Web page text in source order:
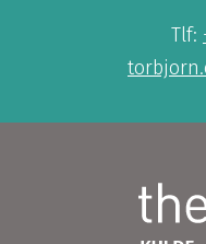
Tlf: